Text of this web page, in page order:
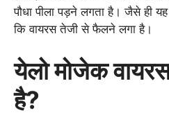
पौधा पीला पड़ने लगता है। जैसे ही
कि वायरस तेजी से फैलने लगा है।
येलो मोजेक
है?